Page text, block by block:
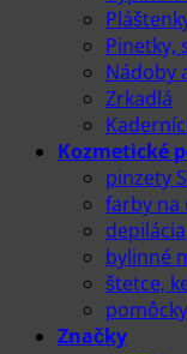
Pinetky,
Nádoby
Zrkadlá
Kozmetické
pinzety
farby na
depilácia
bylinné
štetce,
pomôcky
Značky